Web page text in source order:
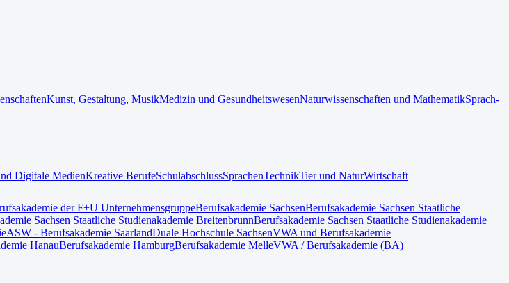
Kunst, Gestaltung, MusikMedizin und GesundheitswesenNaturwissenschaften und MathematikSprach-
Digitale MedienKreative BerufeSchulabschlussSprachenTechnikTier und NaturWirtschaft
der F+U UnternehmensgruppeBerufsakademie SachsenBerufsakademie Sachsen Staatliche
Sachsen Staatliche Studienakademie BreitenbrunnBerufsakademie Sachsen Staatliche Studienakademie
ASW - Berufsakademie SaarlandDuale Hochschule SachsenVWA und Berufsakademie
HanauBerufsakademie HamburgBerufsakademie MelleVWA / Berufsakademie (BA)